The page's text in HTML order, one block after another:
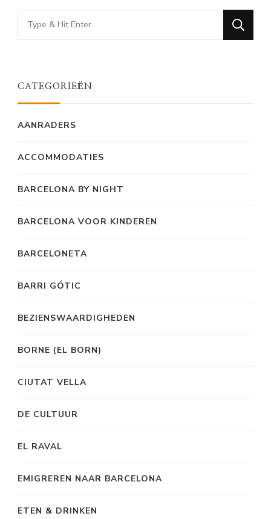
Looking
for
CATEGORIEËN
AANRADERS
ACCOMMODATIES
BARCELONA BY NIGHT
BARCELONA VOOR KINDEREN
BARCELONETA
BARRI GÓTIC
BEZIENSWAARDIGHEDEN
BORNE (EL BORN)
CIUTAT VELLA
DE CULTUUR
EL RAVAL
EMIGREREN NAAR BARCELONA
ETEN & DRINKEN